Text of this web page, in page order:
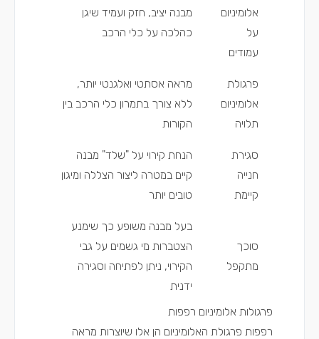
אלומיניום
על
עמודים
מבנה יציב, חזק ועמיד שיגן
כהלכה על כלי הרכב
פרגולת
אלומיניום
תלויה
מראה אסתטי ואלגנטי יותר,
ללא צורך בתמרון כלי הרכב בין
הקורות
סגירת
חנייה
קיימת
הנחת קירוי על "שלד" מבנה
קיים במטרה ליצור הצללה ומיגון
טובים יותר
סוכך
מתקפל
בעל מבנה משופע כך שימנע
הצטברות מי גשמים על גבי
הקירוי, ניתן לפתיחה וסגירה
ידנית
פרגולות אלומיניום רפפות
רפפות פרגולת האלומיניום הן אלו שיוצרות מראה